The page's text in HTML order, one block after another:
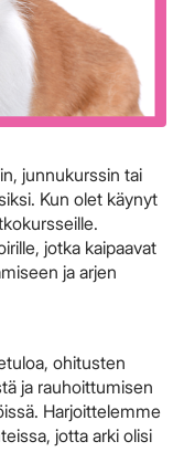
junnukurssin tai
Kun olet käynyt
jotka kaipaavat
ja arjen
ohitusten
ja rauhoittumisen
Harjoittelemme
jotta arki olisi